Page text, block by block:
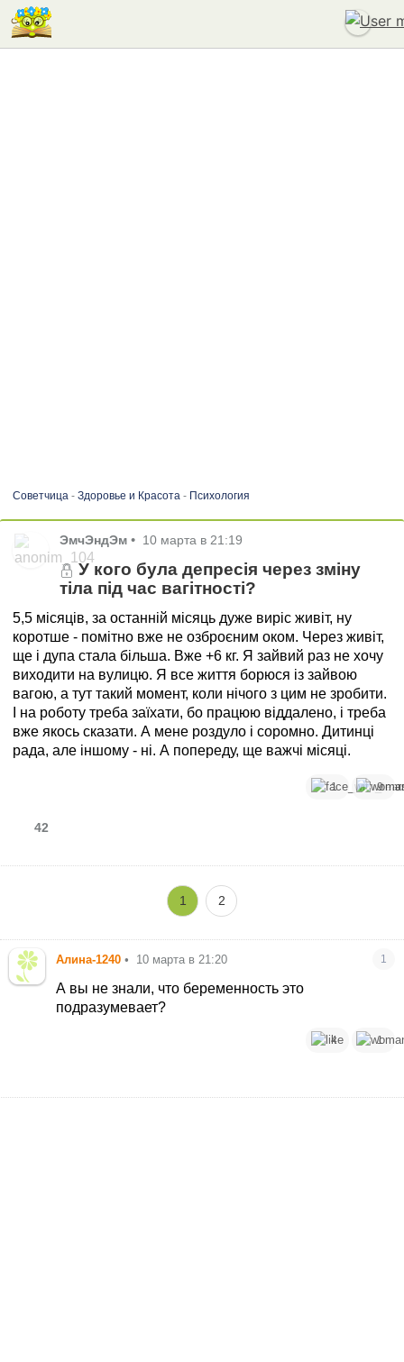
Советчица- Здоровье и Красота- Психология
ЭмчЭндЭм • 10 марта в 21:19
У кого була депресія через зміну
тіла під час вагітності?
5,5 місяців, за останній місяць дуже виріс живіт, ну
коротше - помітно вже не озброєним оком. Через живіт,
ще і дупа стала більша. Вже +6 кг. Я зайвий раз не хочу
виходити на вулицю. Я все життя борюся із зайвою
вагою, а тут такий момент, коли нічого з цим не зробити.
І на роботу треба заїхати, бо працюю віддалено, і треба
вже якось сказати. А мене роздуло і соромно. Дитинці
рада, але іншому - ні. А попереду, ще важчі місяці.
1 9
42
1 2
Алина-1240 • 10 марта в 21:20 1
А вы не знали, что беременность это
подразумевает?
4 1